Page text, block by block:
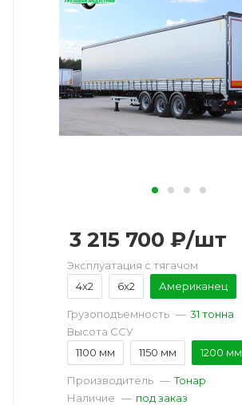
3 215 700 ₽/шт
Эксплуатация с тягачом
4x2
6x2 Американец
Грузоподъемность — 31 тонна
Высота ССУ
1100 мм
1150 мм 1200 мм
Производитель — Тонар
Наличие — под заказ